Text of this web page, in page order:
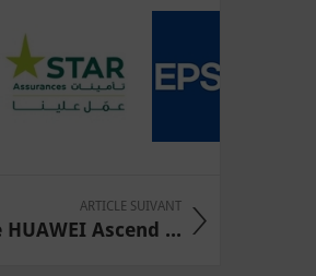
ARTICLE SUIVANT
Ascend ...